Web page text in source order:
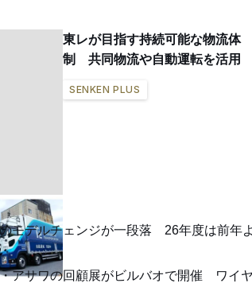
東レが目指す持続可能な物流体
制 共同物流や自動運転を活用
SENKEN PLUS
モデルチェンジが一段落 26年度は前年
アサワの回顧展がビルバオで開催 ワイ